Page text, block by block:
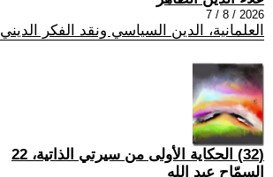
2026 / 8 / 7
العلمانية، الدين السياسي ونقد الفكر الديني
(32) الحكاية الأولى من سيرتي الذاتية، 22
السمّاح عبد الله